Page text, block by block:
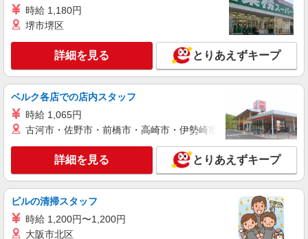
株式会社kotrio /●MT-H-2086561
高収入を目指したい方必見！未経験でも日収
1.1万〜可！看護助手
時給1500円〜2125円 ＜日払い有/週払い有/交
通費全支給(ガソリン代含む)＞
飯田市内 ※最寄り：飯田・鼎・伊那八幡等
キープ 詳細を見る
派遣社員
株式会社kotrio /●MT-H-2009218
＜飯田市＞元気も、プライベートも諦めない＊
週3〜OK/看護助手
時給1500円〜2125円 ＜日払い有/週払い有/交
通費全支給(ガソリン代含む)＞
時給 1,180円
堺市堺区
詳細を見る とりあえずキープ
ベルク各店での店内スタッフ
時給 1,065円
古河市・佐野市・前橋市・高崎市・伊勢崎市・太田市・館林市
詳細を見る とりあえずキープ
ビルの清掃スタッフ
時給 1,200円〜1,200円
大阪市北区